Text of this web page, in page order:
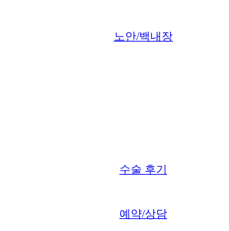
노안/백내장
수술 후기
예약/상담